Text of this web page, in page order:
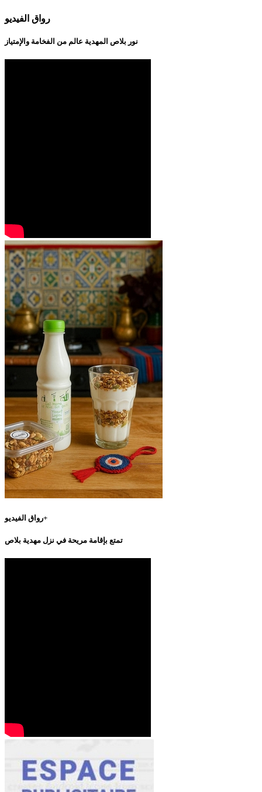
رواق الفيديو
نور بلاص المهدية عالم من الفخامة والإمتياز
رواق الفيديو+
تمتع بإقامة مريحة في نزل مهدية بلاص